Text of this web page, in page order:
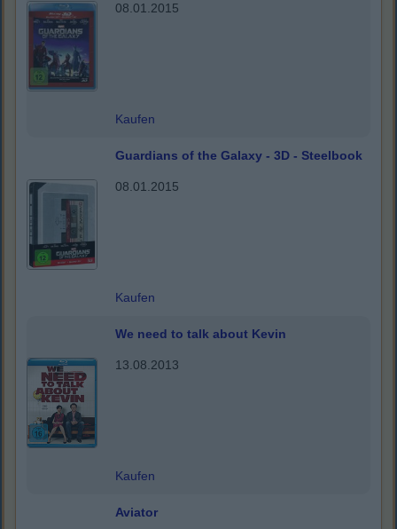
08.01.2015
Kaufen
Guardians of the Galaxy - 3D - Steelbook
08.01.2015
Kaufen
We need to talk about Kevin
13.08.2013
Kaufen
Aviator